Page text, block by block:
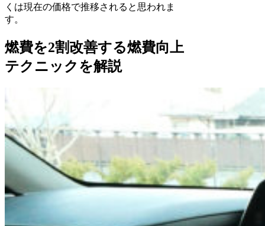
くは現在の価格で推移されると思われま
す。
燃費を2割改善する燃費向上
テクニックを解説